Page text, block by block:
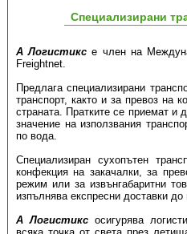
Специализирани
А Логистикс е член на
Freightnet.
Предлага специализирани
транспорт, както и за превоз на
страната. Пратките се приемат и
значение на използвания
по вода.
Специализиран сухопътен
конфекция на закачалки, за
режим или за извънгабаритни
изпълнява експресни доставки
А Логистиксосигурява